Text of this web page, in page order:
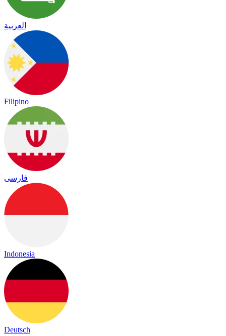
العربية
Filipino
فارسی
Indonesia
Deutsch